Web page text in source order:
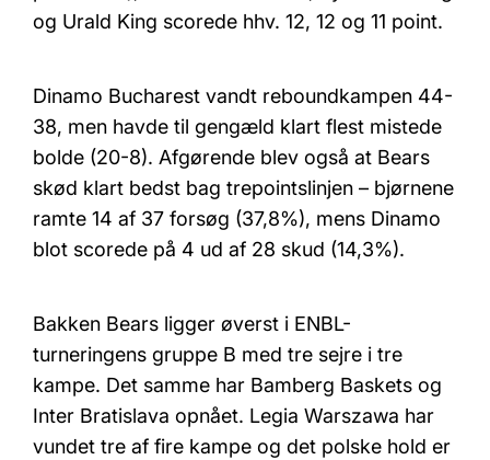
og Urald King scorede hhv. 12, 12 og 11 point.
Dinamo Bucharest vandt reboundkampen 44-
38, men havde til gengæld klart flest mistede
bolde (20-8). Afgørende blev også at Bears
skød klart bedst bag trepointslinjen – bjørnene
ramte 14 af 37 forsøg (37,8%), mens Dinamo
blot scorede på 4 ud af 28 skud (14,3%).
Bakken Bears ligger øverst i ENBL-
turneringens gruppe B med tre sejre i tre
kampe. Det samme har Bamberg Baskets og
Inter Bratislava opnået. Legia Warszawa har
vundet tre af fire kampe og det polske hold er